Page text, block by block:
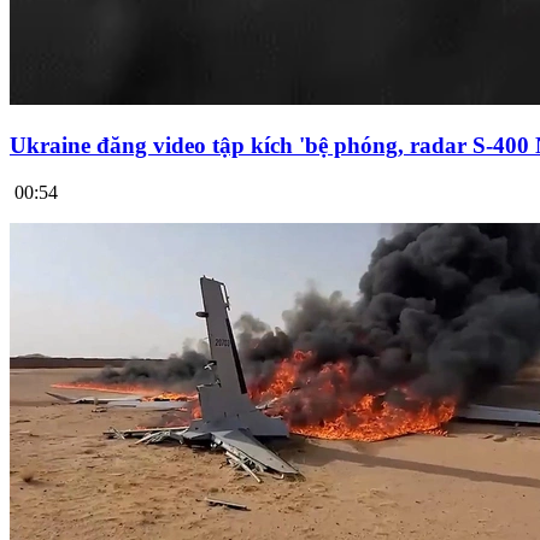
Ukraine đăng video tập kích 'bệ phóng, radar S-400
00:54